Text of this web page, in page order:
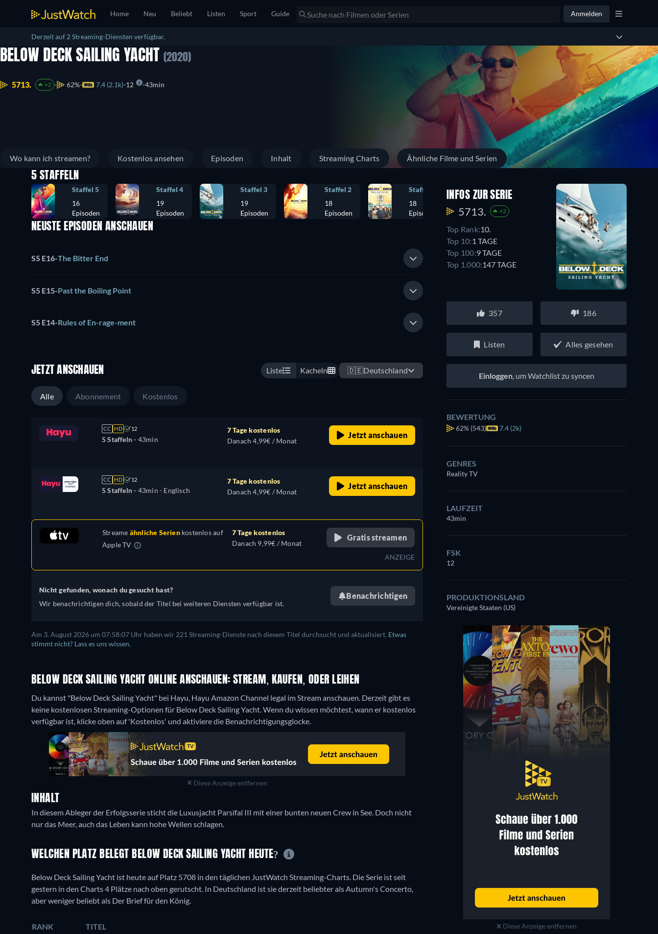
Home Neu Beliebt Listen Sport Guide Anmelden
Derzeit auf 2 Streaming-Diensten verfügbar.
BELOW DECK SAILING YACHT (2020)
5713. +2 62% 7.4 (2.1k) 12 43min
Wo kann ich streamen? Kostenlos ansehen Episoden Inhalt Streaming Charts Ähnliche Filme und Serien
5 STAFFELN
Staffel 5
16
Episoden
Staffel 4
19
Episoden
Staffel 3
19
Episoden
Staffel 2
18
Episoden
Staffel 1
18
Episoden
NEUSTE EPISODEN ANSCHAUEN
S5 E16-The Bitter End
S5 E15-Past the Boiling Point
S5 E14-Rules of En-rage-ment
JETZT ANSCHAUEN Liste Kacheln 🇩🇪Deutschland
Alle Abonnement Kostenlos
CC HD 12
5 Staffeln - 43min
7 Tage kostenlos
Danach 4,99€ / Monat
Jetzt anschauen
CC HD 12
5 Staffeln - 43min - Englisch
7 Tage kostenlos
Danach 4,99€ / Monat
Jetzt anschauen
Streame ähnliche Serienkostenlos auf
Apple TV
7 Tage kostenlos
Danach 9,99€ / Monat
Gratis streamen
ANZEIGE
Nicht gefunden, wonach du gesucht hast?
Wir benachrichtigen dich, sobald der Titel bei weiteren Diensten verfügbar ist.
Benachrichtigen
Am 3. August 2026 um 07:58:07 Uhr haben wir 221 Streaming-Dienste nach diesem Titel durchsucht und aktualisiert. Etwas
stimmt nicht? Lass es uns wissen.
BELOW DECK SAILING YACHT ONLINE ANSCHAUEN: STREAM, KAUFEN, ODER LEIHEN
Du kannst "Below Deck Sailing Yacht" bei Hayu, Hayu Amazon Channel legal im Stream anschauen. Derzeit gibt es
keine kostenlosen Streaming-Optionen für Below Deck Sailing Yacht. Wenn du wissen möchtest, wann er kostenlos
verfügbar ist, klicke oben auf 'Kostenlos' und aktiviere die Benachrichtigungsglocke.
Diese Anzeige entfernen
INHALT
In diesem Ableger der Erfolgsserie sticht die Luxusjacht Parsifal III mit einer bunten neuen Crew in See. Doch nicht
nur das Meer, auch das Leben kann hohe Wellen schlagen.
INFOS ZUR SERIE
5713. +2
Top Rank:10.
Top 10: 1 TAGE
Top 100:9 TAGE
Top 1.000:147 TAGE
357 186
Listen Alles gesehen
Einloggen, um Watchlist zu syncen
BEWERTUNG
62% (543) 7.4 (2k)
GENRES
Reality TV
LAUFZEIT
43min
FSK
12
PRODUKTIONSLAND
Vereinigte Staaten (US)
Diese Anzeige entfernen
WELCHEN PLATZ BELEGT BELOW DECK SAILING YACHT HEUTE?
Below Deck Sailing Yacht ist heute auf Platz 5708 in den täglichen JustWatch Streaming-Charts. Die Serie ist seit
gestern in den Charts 4 Plätze nach oben gerutscht. In Deutschland ist sie derzeit beliebter als Autumn's Concerto,
aber weniger beliebt als Der Brief für den König.
RANK TITEL